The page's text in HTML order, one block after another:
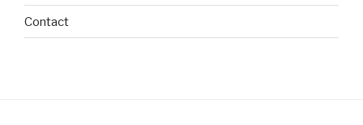
Contact